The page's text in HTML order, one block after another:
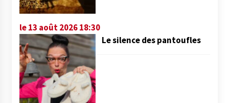
le 13 août 2026 18:30
Le silence des pantoufles